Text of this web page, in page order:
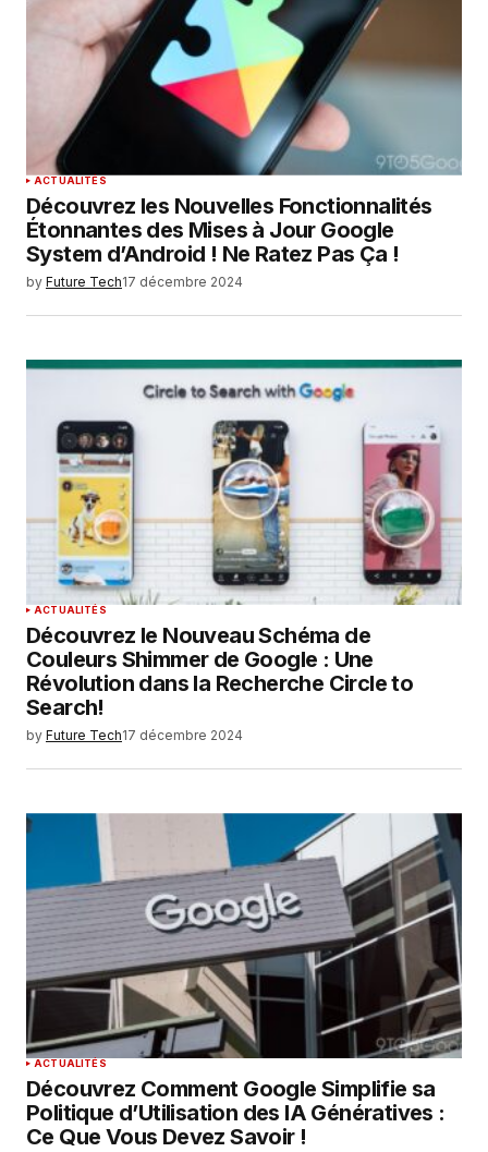
ACTUALITÉS
Découvrez les Nouvelles Fonctionnalités
Étonnantes des Mises à Jour Google
System d’Android ! Ne Ratez Pas Ça !
by Future Tech17 décembre 2024
ACTUALITÉS
Découvrez le Nouveau Schéma de
Couleurs Shimmer de Google : Une
Révolution dans la Recherche Circle to
Search!
by Future Tech17 décembre 2024
ACTUALITÉS
Découvrez Comment Google Simplifie sa
Politique d’Utilisation des IA Génératives :
Ce Que Vous Devez Savoir !